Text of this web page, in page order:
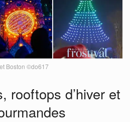
Boston ©do617
rooftops d’hiver et